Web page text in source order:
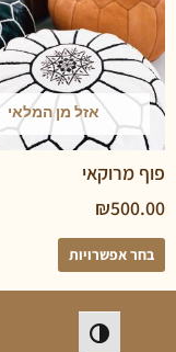
הפעל/כבה ניגודיות גבוהה
אזל מן המלאי
₪